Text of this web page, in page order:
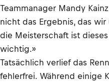
Teammanager Mandy
nicht das Ergebnis, das
die Meisterschaft ist
wichtig.»
Tatsächlich verlief das
fehlerfrei. Während einige